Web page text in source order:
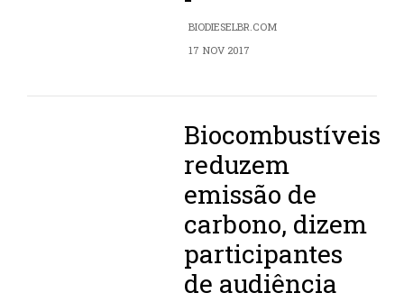
BIODIESELBR.COM
17 NOV 2017
Biocombustíveis
reduzem
emissão de
carbono, dizem
participantes
de audiência